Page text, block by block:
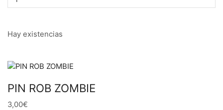
Hay existencias
PIN ROB ZOMBIE
3,00€